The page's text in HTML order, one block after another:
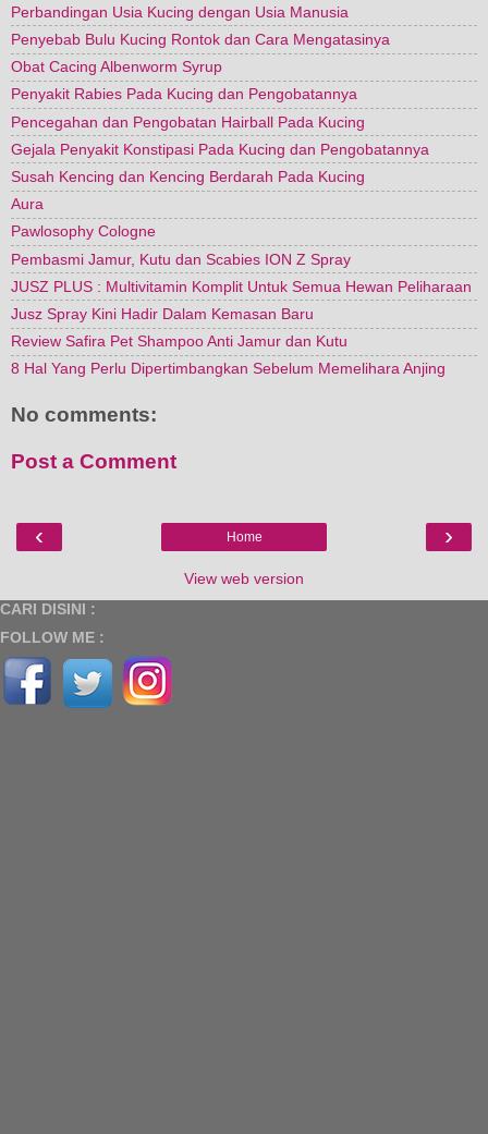
Perbandingan Usia Kucing dengan Usia Manusia
Penyebab Bulu Kucing Rontok dan Cara Mengatasinya
Obat Cacing Albenworm Syrup
Penyakit Rabies Pada Kucing dan Pengobatannya
Pencegahan dan Pengobatan Hairball Pada Kucing
Gejala Penyakit Konstipasi Pada Kucing dan Pengobatannya
Susah Kencing dan Kencing Berdarah Pada Kucing
Aura
Pawlosophy Cologne
Pembasmi Jamur, Kutu dan Scabies ION Z Spray
JUSZ PLUS : Multivitamin Komplit Untuk Semua Hewan Peliharaan
Jusz Spray Kini Hadir Dalam Kemasan Baru
Review Safira Pet Shampoo Anti Jamur dan Kutu
8 Hal Yang Perlu Dipertimbangkan Sebelum Memelihara Anjing
No comments:
Post a Comment
‹ ›
Home
View web version
CARI DISINI :
FOLLOW ME :